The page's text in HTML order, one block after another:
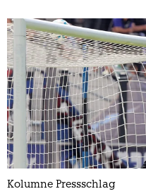
Kolumne Pressschlag